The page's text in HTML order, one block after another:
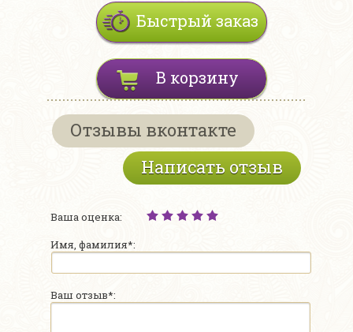
Быстрый заказ
В корзину
Отзывы вконтакте
Написать отзыв
Ваша оценка:
Имя, фамилия*:
Ваш отзыв*: